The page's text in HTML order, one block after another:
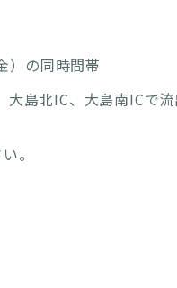
の同時間帯
島北IC、大島南ICで
。